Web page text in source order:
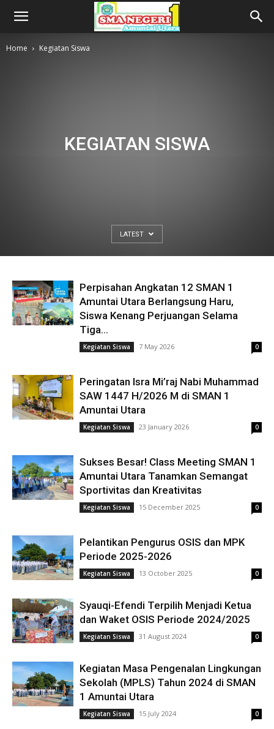
Home Kegiatan Siswa
KEGIATAN SISWA
LATEST
Perpisahan Angkatan 12 SMAN 1
Amuntai Utara Berlangsung Haru,
Siswa Kenang Perjuangan Selama
Tiga...
Kegiatan Siswa 7 May 2026 0
Peringatan Isra Mi’raj Nabi Muhammad
SAW 1447 H/2026 M di SMAN 1
Amuntai Utara
Kegiatan Siswa 23 January 2026 0
Sukses Besar! Class Meeting SMAN 1
Amuntai Utara Tanamkan Semangat
Sportivitas dan Kreativitas
Kegiatan Siswa 15 December 2025 0
Pelantikan Pengurus OSIS dan MPK
Periode 2025-2026
Kegiatan Siswa 13 October 2025 0
Syauqi-Efendi Terpilih Menjadi Ketua
dan Waket OSIS Periode 2024/2025
Kegiatan Siswa 31 August 2024 0
Kegiatan Masa Pengenalan Lingkungan
Sekolah (MPLS) Tahun 2024 di SMAN
1 Amuntai Utara
Kegiatan Siswa 15 July 2024 0